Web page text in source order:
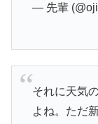
— 先輩
それに天気
よね。ただ